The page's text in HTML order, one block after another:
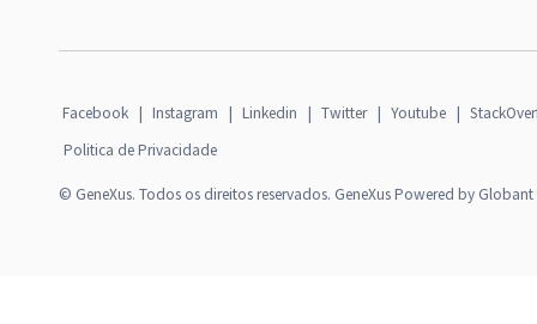
Facebook | Instagram | Linkedin | Twitter | Youtube |
Politica de Privacidade
© GeneXus. Todos os direitos reservados. GeneXus Powered by Globant